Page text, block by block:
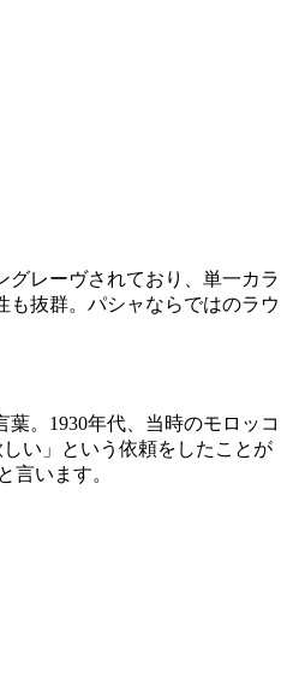
レーヴされており、単一カラ
抜群。パシャならではのラウ
。1930年代、当時のモロッコ
い」という依頼をしたことが
言います。